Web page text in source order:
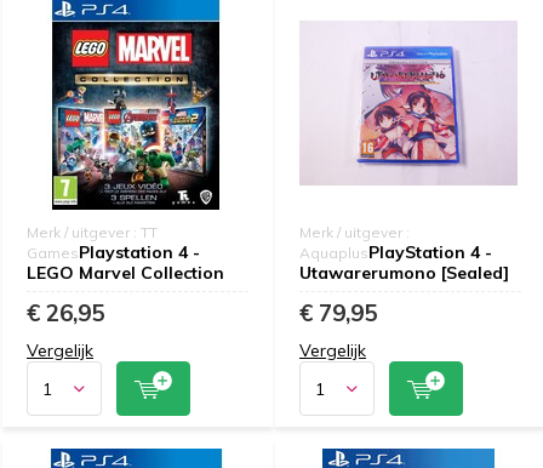
Merk / uitgever : TT
GamesPlaystation 4 -
LEGO Marvel Collection
€ 26,95
Vergelijk
Merk / uitgever :
AquaplusPlayStation 4 -
Utawarerumono [Sealed]
€ 79,95
Vergelijk